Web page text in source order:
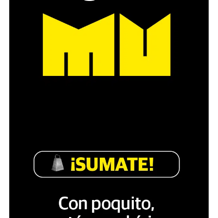
mamá de Lucía Pérez
“Estamos como el día 1”. La frase de la madre de la joven
asesinada en 2016 remite a aquel año: cuando
asesinado a su hija, hasta hoy, dos juicios después, pues la
impunidad sigue consagrada. De motivar el Primer Paro